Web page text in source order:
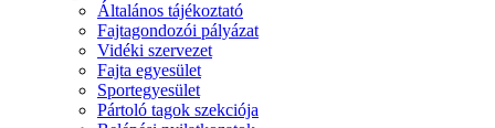
Általános tájékoztató
Fajtagondozói pályázat
Vidéki szervezet
Fajta egyesület
Sportegyesület
Pártoló tagok szekciója